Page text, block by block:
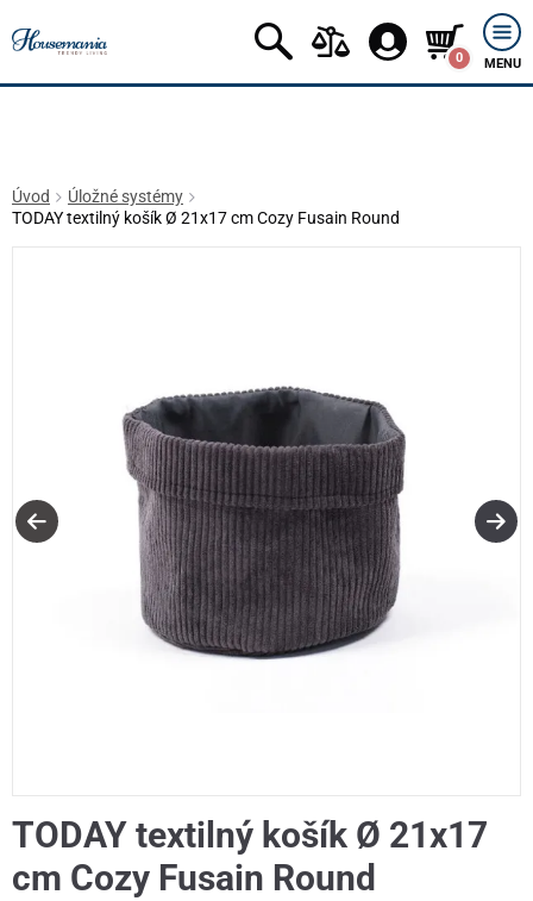
0 MENU
Úvod
Úložné systémy
TODAY textilný košík Ø 21x17 cm Cozy Fusain Round
TODAY textilný košík Ø 21x17
cm Cozy Fusain Round